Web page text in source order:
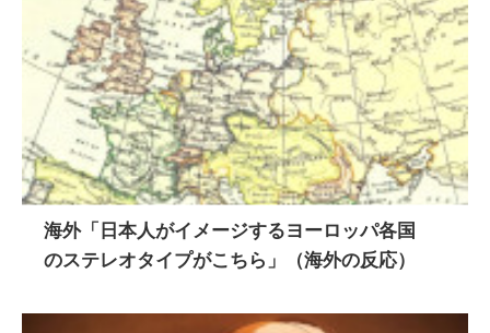
海外「日本人がイメージするヨーロッパ各国
のステレオタイプがこちら」（海外の反応）